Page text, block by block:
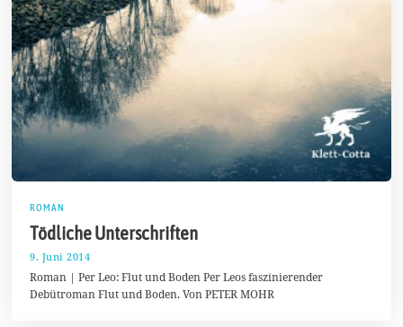
ROMAN
Tödliche Unterschriften
9. Juni 2014
.
J
Roman | Per Leo: Flut und Boden Per Leos faszinierender
Debütroman Flut und Boden. Von PETER MOHR